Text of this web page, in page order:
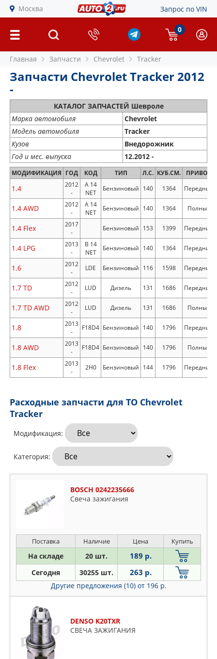
Москва Запрос по VIN
0
Главная Запчасти Chevrolet Tracker
Запчасти Chevrolet Tracker 2012
-
КАТАЛОГ ЗАПЧАСТЕЙ Шевроле
Марка автомобиля
Chevrolet
Модель автомобиля
Tracker
Кузов
Внедорожник
Год и мес. выпуска
12.2012 -
МОДИФИКАЦИЯ ГОД КОД ТИП Л.С. КУБ.СМ. ПРИВОД
1.4
2012
-
A 14
NET
Бензиновый 140 1364 Передний
1.4 AWD
2012
-
A 14
NET
Бензиновый 140 1364 Полный
1.4 Flex
2017
-
Бензиновый 153 1399 Передний
1.4 LPG
2013
-
B 14
NET
Бензиновый 140 1364 Передний
1.6
2012
-
LDE Бензиновый 116 1598 Передний
1.7 TD
2012
-
LUD Дизель 131 1686 Передний
1.7 TD AWD
2012
-
LUD Дизель 131 1686 Полный
1.8
2013
-
F18D4 Бензиновый 140 1796 Передний
1.8 AWD
2013
-
F18D4 Бензиновый 140 1796 Полный
1.8 Flex
2013
-
2H0 Бензиновый 144 1796 Передний
Расходные запчасти для ТО Chevrolet
Tracker
Модификация:
Категория:
BOSCH 0242235666
Свеча зажигания
Поставка Наличие Цена Купить
На складе 20 шт. 189 р.
Сегодня 30255 шт. 263 р.
Другие предложения (10) от 196 р.
DENSO K20TXR
СВЕЧА ЗАЖИГАНИЯ